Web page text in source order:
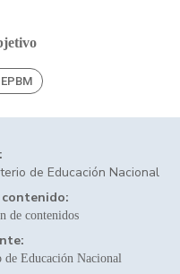
de Educación Nacional
de contenidos
Educación Nacional